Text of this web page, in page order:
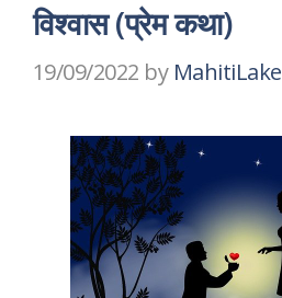
विश्वास (प्रेम कथा)
19/09/2022 by MahitiLake